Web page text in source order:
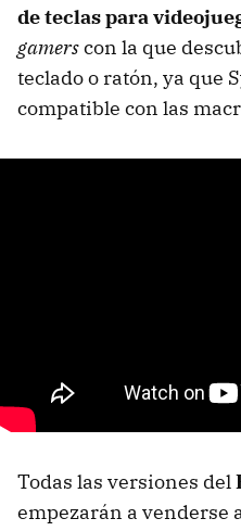
de teclas para
gamerscon la que
teclado o ratón, ya que
compatible con las
Todas las versiones del
empezarán a venderse